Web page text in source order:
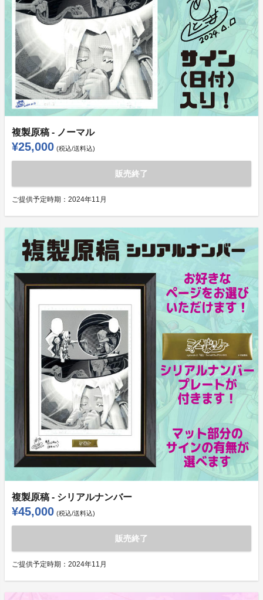
複製原稿 - ノーマル
¥25,000 (税込/送料込)
販売終了
ご提供予定時期： 2024年11月
複製原稿 - シリアルナンバー
¥45,000 (税込/送料込)
販売終了
ご提供予定時期： 2024年11月